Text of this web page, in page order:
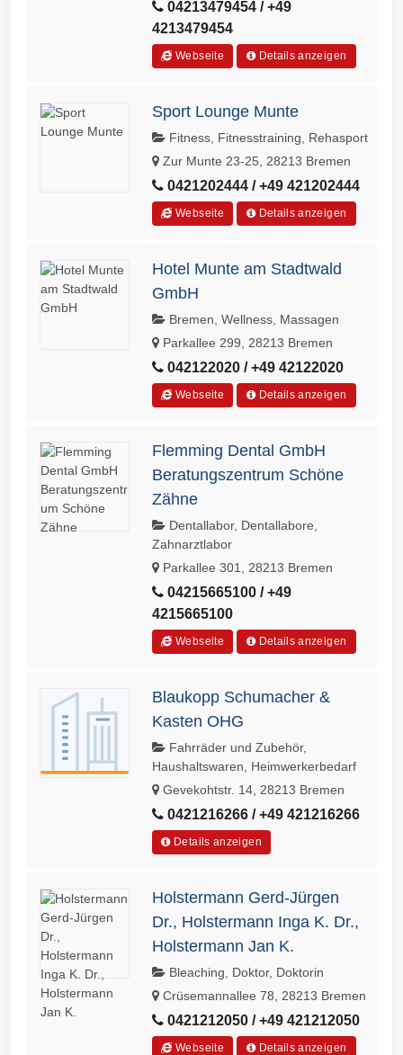
04213479454 / +49
4213479454
Webseite Details anzeigen
Sport Lounge Munte
Fitness, Fitnesstraining, Rehasport
Zur Munte 23-25, 28213 Bremen
0421202444 / +49 421202444
Webseite Details anzeigen
Hotel Munte am Stadtwald
GmbH
Bremen, Wellness, Massagen
Parkallee 299, 28213 Bremen
042122020 / +49 42122020
Webseite Details anzeigen
Flemming Dental GmbH
Beratungszentrum Schöne
Zähne
Dentallabor, Dentallabore,
Zahnarztlabor
Parkallee 301, 28213 Bremen
04215665100 / +49
4215665100
Webseite Details anzeigen
Blaukopp Schumacher &
Kasten OHG
Fahrräder und Zubehör,
Haushaltswaren, Heimwerkerbedarf
Gevekohtstr. 14, 28213 Bremen
0421216266 / +49 421216266
Details anzeigen
Holstermann Gerd-Jürgen
Dr., Holstermann Inga K. Dr.,
Holstermann Jan K.
Bleaching, Doktor, Doktorin
Crüsemannallee 78, 28213 Bremen
0421212050 / +49 421212050
Webseite Details anzeigen